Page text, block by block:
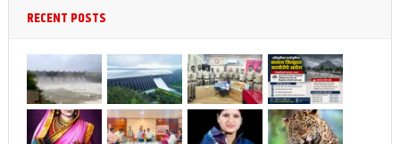
RECENT POSTS